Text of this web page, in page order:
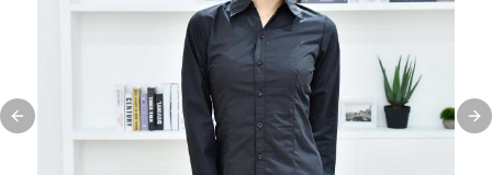
Previous slide